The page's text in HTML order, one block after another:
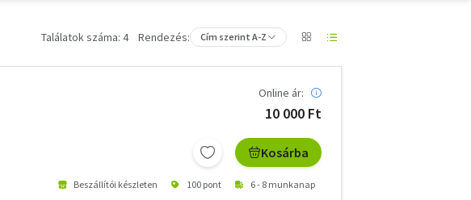
Találatok száma: 4 Rendezés: Cím szerint A-Z
Online ár:
10 000 Ft
Kosárba
Beszállítói készleten 100 pont 6 - 8 munkanap